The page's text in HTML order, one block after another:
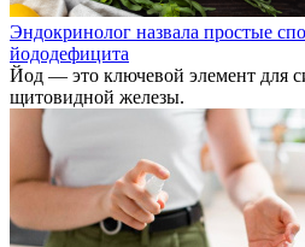
Эндокринолог назвала простые
йододефицита
Йод — это ключевой элемент для
щитовидной железы.